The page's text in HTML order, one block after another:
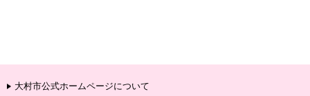
大村市公式ホームページについて